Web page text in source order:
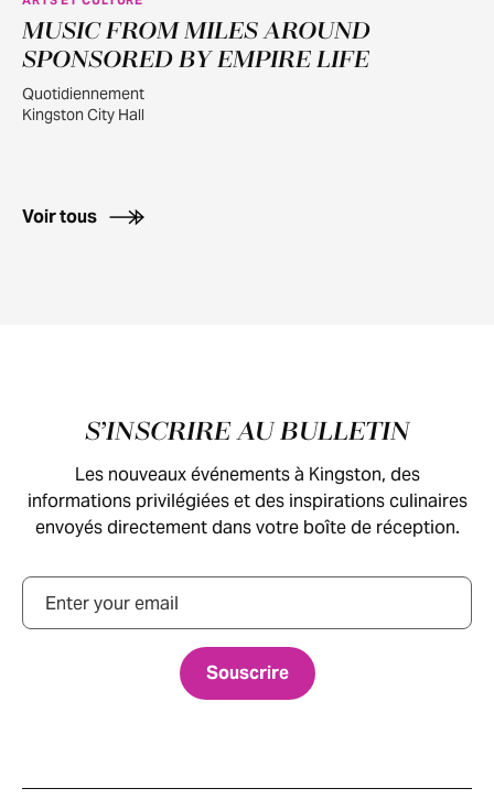
JUILL.
30
MUSIC FROM MILES AROUND
SPONSORED BY EMPIRE LIFE
Quotidiennement
Kingston City Hall
Voir tous
Pied de pageS’INSCRIRE AU BULLETIN
Les nouveaux événements à Kingston, des
informations privilégiées et des inspirations culinaires
envoyés directement dans votre boîte de réception.
Courriel